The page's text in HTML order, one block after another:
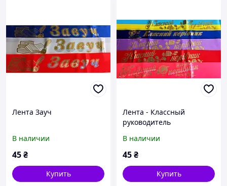
Лента Зауч
В наличии
45₴
Купить
Лента - Классный
руководитель
В наличии
45₴
Купить